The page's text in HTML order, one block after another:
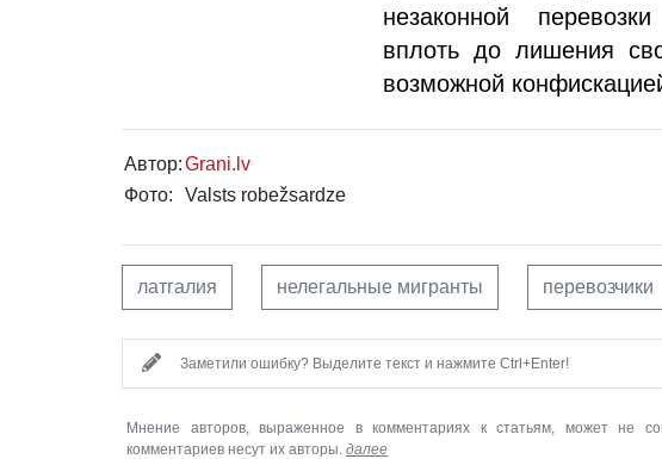
незаконной
вплоть до лишения
возможной
Автор:Grani.lv
Фото:
Valsts robežsardze
латгалия нелегальные мигранты перевозчики
Заметили ошибку? Выделите текст и нажмите Ctrl+Enter!
Мнение авторов, выраженное в комментариях к статьям, может не
комментариев несут их авторы. далее